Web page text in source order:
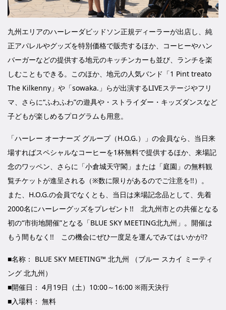
九州エリアのハーレーダビッドソン正規ディーラーが出店し、純
正アパレルやグッズを特別価格で販売するほか、コーヒーやハン
バーガーなどの提供する地元のキッチンカーも並び、ランチを楽
しむこともできる。このほか、地元の人気バンド「1 Pint treato
The Kilkenny」や「sowaka.」らが出演するLIVEステージやフリ
マ、さらに“ふわふわ”の遊具や・ストライダー・キッズダンスなど
子どもが楽しめるプログラムも用意。
「ハーレー オーナーズ グループ（H.O.G.）」の会員なら、当日来
場すればスペシャルなコーヒーを1杯無料で提供するほか、来場記
念のワッペン、さらに「小倉城天守閣」または「庭園」の無料観
覧チケットが進呈される（※数に限りがあるのでご注意を!!）。
また、H.O.G.の会員でなくとも、当日は来場記念品として、先着
2000名にハーレーグッズをプレゼント!! 北九州市との共催となる
初の“市街地開催”となる「BLUE SKY MEETING北九州」。開催は
もう間もなく!! この機会にぜひ一度足を運んでみてはいかが!?
■名称： BLUE SKY MEETING™ 北九州 （ブルー スカイ ミーティ
ング 北九州）
■開催日： 4月19日（土）10:00～16:00 ※雨天決行
■入場料： 無料